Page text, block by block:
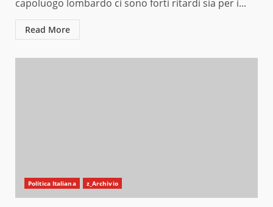
capoluogo lombardo ci sono forti ritardi sia per i...
Read More
Politica Italiana z_Archivio